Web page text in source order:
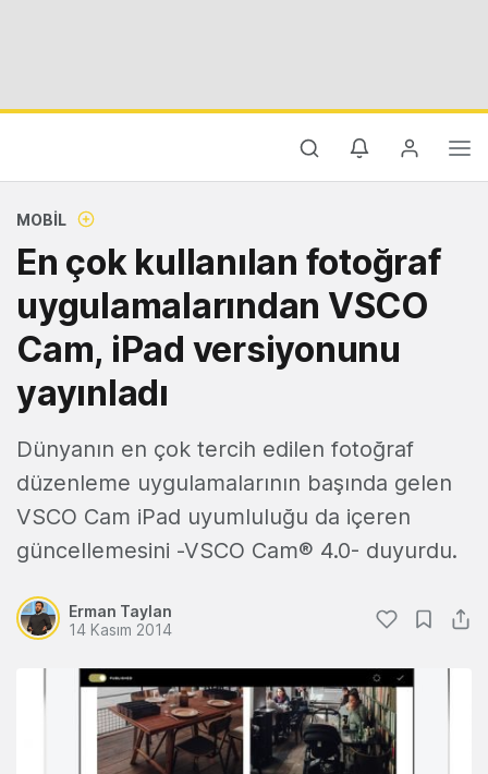
MOBIL
En çok kullanılan fotoğraf
uygulamalarından VSCO
Cam, iPad versiyonunu
yayınladı
Dünyanın en çok tercih edilen fotoğraf
düzenleme uygulamalarının başında gelen
VSCO Cam iPad uyumluluğu da içeren
güncellemesini -VSCO Cam® 4.0- duyurdu.
Erman Taylan
14 Kasım 2014